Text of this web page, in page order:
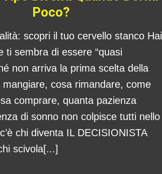
Poco?
scopri il tuo cervello stanco Hai
ti sembra di essere “quasi
non arriva la prima scelta della
cosa rimandare, come
comprare, quanta pazienza
di sonno non colpisce tutti nello
chi diventa IL DECISIONISTA
scivola[...]